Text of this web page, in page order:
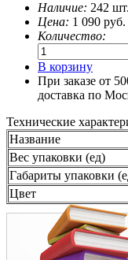
Наличие: 242 шт.
Цена: 1 090 руб.
Количество:
В корзину
При заказе от
доставка по
Технические
Название
Вес упаковки (ед)
Габариты упаковки
Цвет